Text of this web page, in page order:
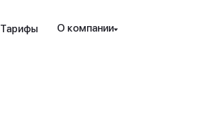
Тарифы О компании
на QR-код,
приложение.